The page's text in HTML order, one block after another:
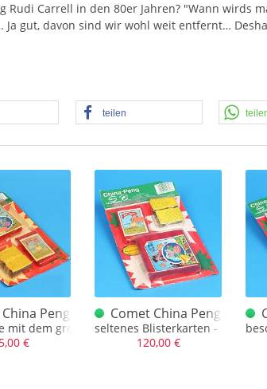
Rudi Carrell in den 80er Jahren? "Wann wirds
Ja gut, davon sind wir wohl weit entfernt…
teilen
gelber Inhalt, altes Logo
violett
Peng Blisterkarte Bo Peep 80er
mit dem grob gerasterten Bo Peep 80er J.
€
Comet China Peng Blister
seltenes Blisterkarten -
120,00 €